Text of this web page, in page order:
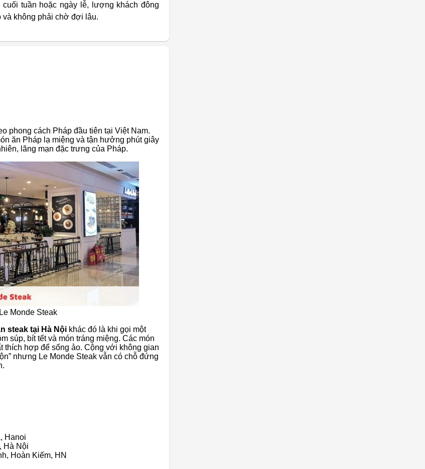
cuối tuần hoặc ngày lễ, lượng khách đông
và không phải chờ đợi lâu.
phong cách Pháp đầu tiên tại Việt Nam.
ăn Pháp lạ miệng và tận hưởng phút giây
lãng mạn đặc trưng của Pháp.
Monde Steak
steak tại Hà Nội khác đó là khi gọi một
súp, bít tết và món tráng miệng. Các món
thích hợp để sống ảo. Cộng với không gian
nhưng Le Monde Steak vẫn có chỗ đứng
Hanoi
Hà Nội
Hoàn Kiếm, HN